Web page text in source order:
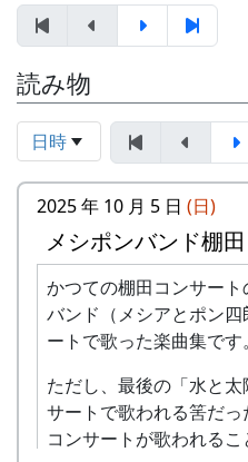
読み物
日時
2025 年 10 月 5 日 (日)
メシポンバンド棚
かつての棚田コンサー
バンド（メシアとポン
ートで歌った楽曲集です。
ただし、最後の「水と
サートで歌われる筈だ
コンサートが歌われるこ